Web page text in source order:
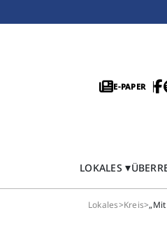
E-PAPER
LOKALES
Lokales>Kreis>